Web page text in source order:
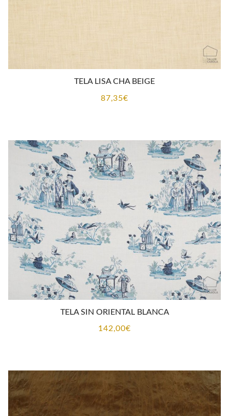
TELA LISA CHA BEIGE
87,35€
TELA SIN ORIENTAL BLANCA
142,00€